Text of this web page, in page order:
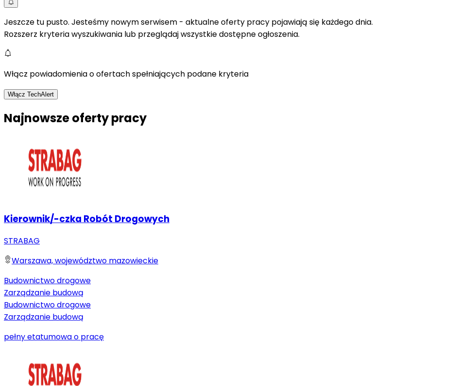
Jeszcze tu pusto. Jesteśmy nowym serwisem - aktualne oferty pracy pojawiają się każdego dnia.
Rozszerz kryteria wyszukiwania lub przeglądaj wszystkie dostępne ogłoszenia.
Włącz powiadomienia o ofertach spełniających podane kryteria
Włącz TechAlert
Najnowsze oferty pracy
Kierownik/-czka Robót Drogowych
STRABAG
Warszawa, województwo mazowieckie
Budownictwo drogowe
Zarządzanie budową
Budownictwo drogowe
Zarządzanie budową
pełny etatumowa o pracę